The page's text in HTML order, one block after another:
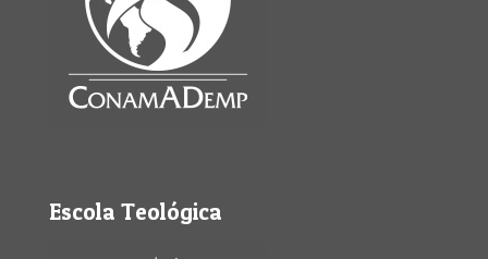
Escola Teológica